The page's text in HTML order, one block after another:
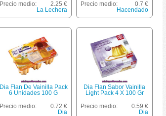
Precio medio:
2.25 €
La Lechera
Precio medio:
0.7 €
Hacendado
Dia Flan De Vainilla Pack
6 Unidades 100 G
Precio medio:
0.72 €
Dia
Dia Flan Sabor Vainilla
Light Pack 4 X 100 Gr
Precio medio:
0.59 €
Dia